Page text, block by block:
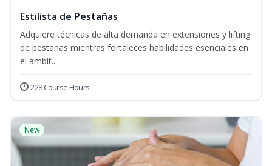
Estilista de Pestañas
Adquiere técnicas de alta demanda en extensiones y lifting
de pestañas mientras fortaleces habilidades esenciales en
el ámbit...
228 Course Hours
New